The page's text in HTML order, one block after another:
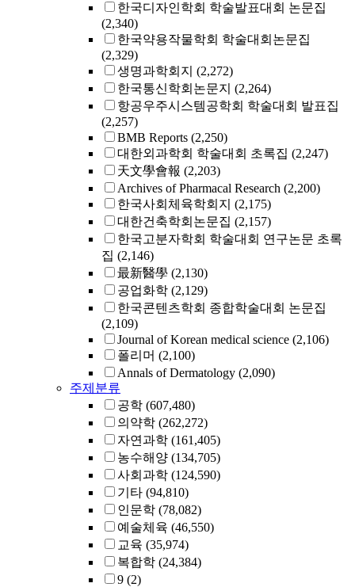
한국디자인학회 학술발표대회 논문집
(2,340)
한국약용작물학회 학술대회논문집
(2,329)
생명과학회지 (2,272)
한국통신학회논문지 (2,264)
항공우주시스템공학회 학술대회 발표집
(2,257)
BMB Reports (2,250)
대한외과학회 학술대회 초록집 (2,247)
天文學會報 (2,203)
Archives of Pharmacal Research (2,200)
한국사회체육학회지 (2,175)
대한건축학회논문집 (2,157)
한국고분자학회 학술대회 연구논문 초록
집 (2,146)
最新醫學 (2,130)
공업화학 (2,129)
한국콘텐츠학회 종합학술대회 논문집
(2,109)
Journal of Korean medical science (2,106)
폴리머 (2,100)
Annals of Dermatology (2,090)
주제분류
공학 (607,480)
의약학 (262,272)
자연과학 (161,405)
농수해양 (134,705)
사회과학 (124,590)
기타 (94,810)
인문학 (78,082)
예술체육 (46,550)
교육 (35,974)
복합학 (24,384)
9 (2)